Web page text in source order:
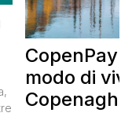
CopenPay:
modo di